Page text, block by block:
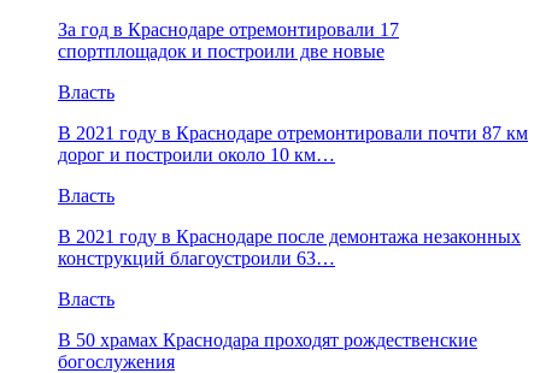
За год в Краснодаре отремонтировали 17
спортплощадок и построили две новые
Власть
В 2021 году в Краснодаре отремонтировали почти 87 км
дорог и построили около 10 км…
Власть
В 2021 году в Краснодаре после демонтажа незаконных
конструкций благоустроили 63…
Власть
В 50 храмах Краснодара проходят рождественские
богослужения